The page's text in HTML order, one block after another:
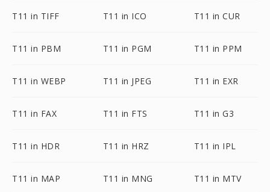
T11 in TIFF T11 in ICO T11 in CUR
T11 in PBM T11 in PGM T11 in PPM
T11 in WEBP T11 in JPEG T11 in EXR
T11 in FAX T11 in FTS T11 in G3
T11 in HDR T11 in HRZ T11 in IPL
T11 in MAP T11 in MNG T11 in MTV